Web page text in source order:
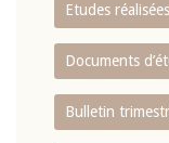
Etudes
Documents
Bulletin